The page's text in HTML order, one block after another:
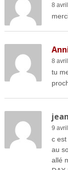
8
8
tu
9
c est
au
allé